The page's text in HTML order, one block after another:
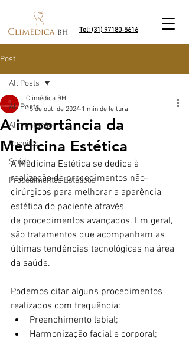
Tel: (31) 97180-5616
Post
All Posts
Alimentação
Receitas
Saúde
Procedimentos Estéticos
All Posts
A importância da
Medicina Estética
Climédica BH
15 de out. de 2024 1 min de leitura
A Medicina Estética se dedica à
realização de procedimentos não-
cirúrgicos para melhorar a aparência
estética do paciente através
de procedimentos avançados. Em geral,
são tratamentos que acompanham as
últimas tendências tecnológicas na área
da saúde.
Podemos citar alguns procedimentos
realizados com frequência:
Preenchimento labial;
Harmonização facial e corporal;